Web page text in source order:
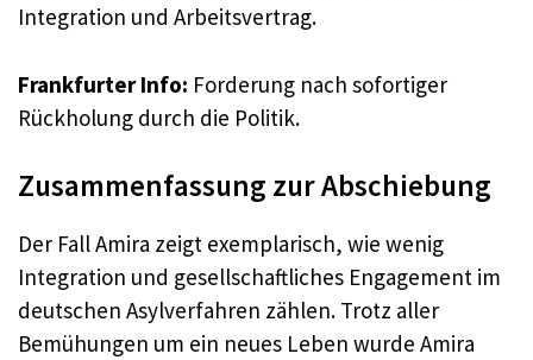
Integration und Arbeitsvertrag.
Frankfurter Info: Forderung nach sofortiger
Rückholung durch die Politik.
Zusammenfassung zur Abschiebung
Der Fall Amira zeigt exemplarisch, wie wenig
Integration und gesellschaftliches Engagement im
deutschen Asylverfahren zählen. Trotz aller
Bemühungen um ein neues Leben wurde Amira